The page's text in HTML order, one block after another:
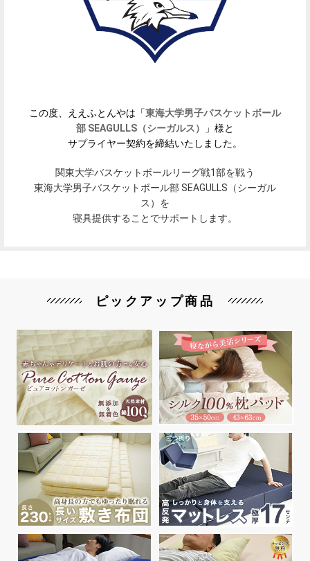
この度、ええふとんやは「東海大学男子バスケットボール
部 SEAGULLS（シーガルス）
」様と
サプライヤー契約を締結いたしました。
関東大学バスケットボールリーグ戦1部を戦う
東海大学男子バスケットボール部 SEAGULLS（シーガル
ス）を
寝具提供することでサポートします。
ピックアップ商品